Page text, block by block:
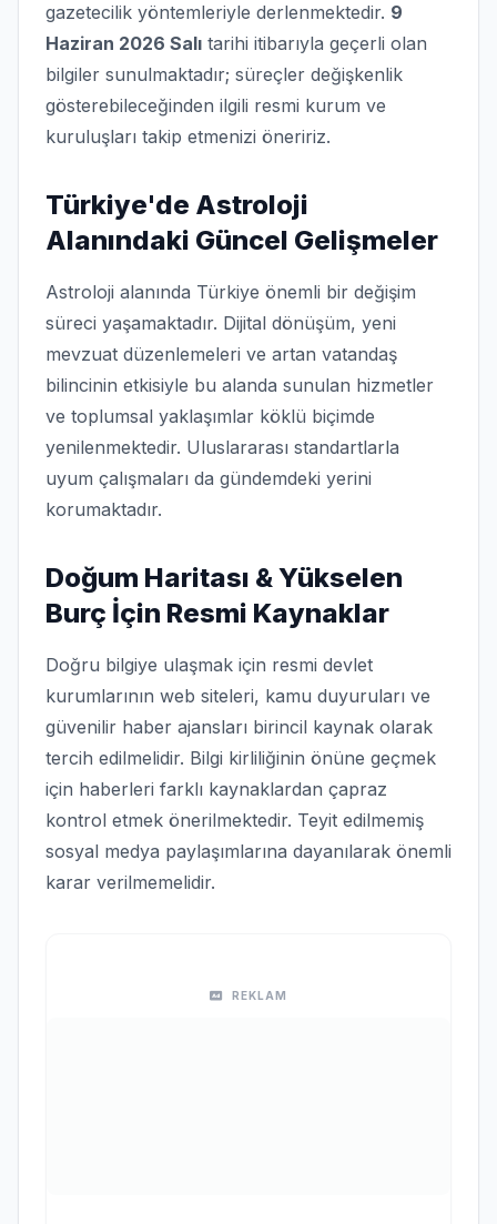
gazetecilik yöntemleriyle derlenmektedir. 9
Haziran 2026 Salı tarihi itibarıyla geçerli olan
bilgiler sunulmaktadır; süreçler değişkenlik
gösterebileceğinden ilgili resmi kurum ve
kuruluşları takip etmenizi öneririz.
Türkiye'de Astroloji
Alanındaki Güncel Gelişmeler
Astroloji alanında Türkiye önemli bir değişim
süreci yaşamaktadır. Dijital dönüşüm, yeni
mevzuat düzenlemeleri ve artan vatandaş
bilincinin etkisiyle bu alanda sunulan hizmetler
ve toplumsal yaklaşımlar köklü biçimde
yenilenmektedir. Uluslararası standartlarla
uyum çalışmaları da gündemdeki yerini
korumaktadır.
Doğum Haritası & Yükselen
Burç İçin Resmi Kaynaklar
Doğru bilgiye ulaşmak için resmi devlet
kurumlarının web siteleri, kamu duyuruları ve
güvenilir haber ajansları birincil kaynak olarak
tercih edilmelidir. Bilgi kirliliğinin önüne geçmek
için haberleri farklı kaynaklardan çapraz
kontrol etmek önerilmektedir. Teyit edilmemiş
sosyal medya paylaşımlarına dayanılarak önemli
karar verilmemelidir.
REKLAM